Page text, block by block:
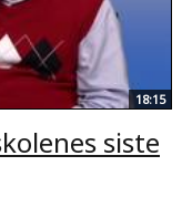
18:15
siste